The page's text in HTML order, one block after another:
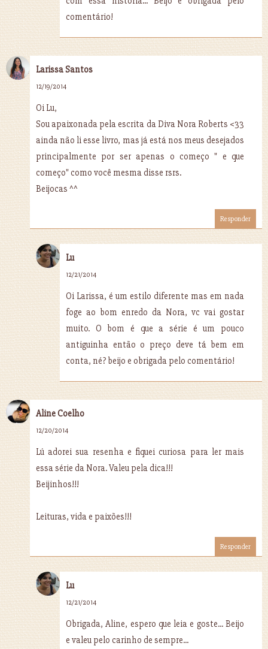
comentário!
Larissa Santos
12/19/2014
Oi Lu,
Sou apaixonada pela escrita da Diva Nora Roberts <33
ainda não li esse livro, mas já está nos meus desejados
principalmente por ser apenas o começo " e que
começo" como você mesma disse rsrs.
Beijocas ^^
Responder
Lu
12/21/2014
Oi Larissa, é um estilo diferente mas em nada
foge ao bom enredo da Nora, vc vai gostar
muito. O bom é que a série é um pouco
antiguinha então o preço deve tá bem em
conta, né? beijo e obrigada pelo comentário!
Aline Coelho
12/20/2014
Lú adorei sua resenha e fiquei curiosa para ler mais
essa série da Nora. Valeu pela dica!!!
Beijinhos!!!
Leituras, vida e paixões!!!
Responder
Lu
12/21/2014
Obrigada, Aline, espero que leia e goste... Beijo
e valeu pelo carinho de sempre...